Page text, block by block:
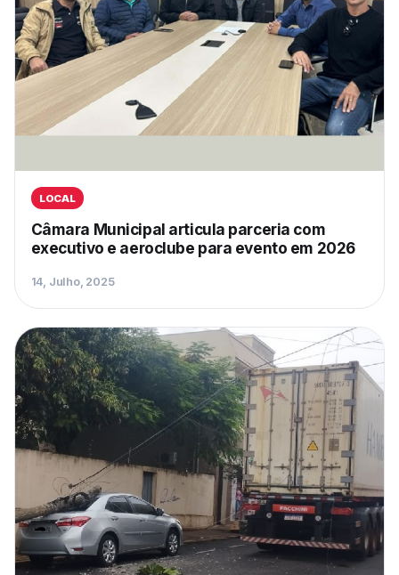
LOCAL
Câmara Municipal articula parceria com
executivo e aeroclube para evento em 2026
14, Julho, 2025